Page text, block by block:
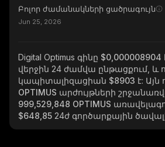
Բոլոր ժամանակների ցածրագույն
Jun 25, 2026
Digital Optimus գինը $0,000008904
վերջին 24 ժամվա ընթացքում, և
կապիտալիզացիան $8903 է: Այն
OPTIMUS արժույթների
999,529,848 OPTIMUS
$648,85 24ժ գործարքային